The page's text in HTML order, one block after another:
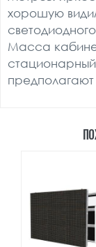
хорошую
Масса